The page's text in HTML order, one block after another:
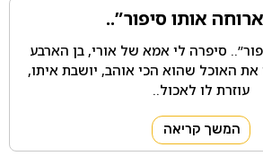
אותו סיפור”..
סיפרה לי אמא של אורי, בן הארבע
את האוכל שהוא הכי אוהב, יושבת איתו,
עוזרת לו לאכול..
המשך קריאה